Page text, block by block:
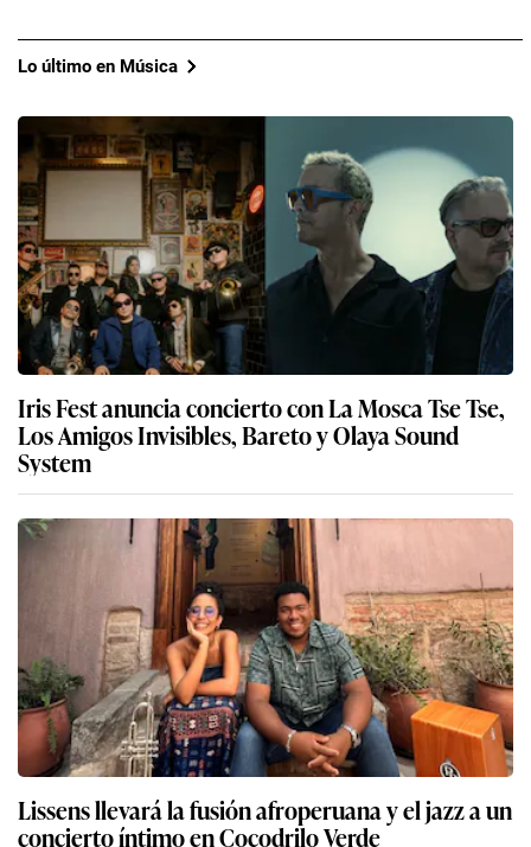
Lo último en Música
Iris Fest anuncia concierto con La Mosca Tse Tse,
Los Amigos Invisibles, Bareto y Olaya Sound
System
Lissens llevará la fusión afroperuana y el jazz a un
concierto íntimo en Cocodrilo Verde